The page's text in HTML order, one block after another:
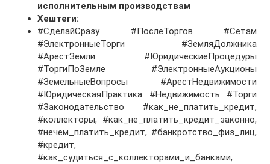
исполнительным производствам
Хештеги:
#СделайСразу #ПослеТоргов #Сетам
#ЭлектронныеТорги #ЗемляДолжника
#АрестЗемли #ЮридическиеПроцедуры
#ТоргиПоЗемле #ЭлектронныеАукционы
#ЗемельныеВопросы #АрестНедвижимости
#ЮридическаяПрактика #Недвижимость #Торги
#Законодательство #как_не_платить_кредит,
#коллекторы, #как_не_платить_кредит_законно,
#нечем_платить_кредит, #банкротство_физ_лиц,
#кредит,
#как_судиться_с_коллекторами_и_банками,